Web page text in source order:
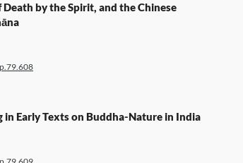
by the Spirit, and the Chinese
in Early Texts on Buddha-Nature in India